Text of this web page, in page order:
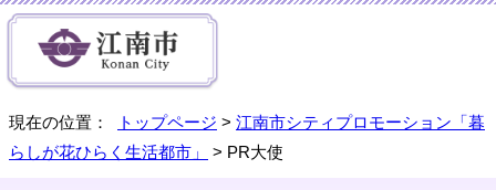
現在の位置： トップページ > 江南市シティプロモーション「暮
らしが花ひらく生活都市」
> PR大使